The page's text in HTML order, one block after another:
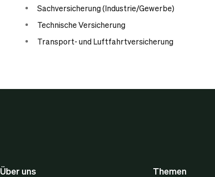
Sachversicherung (Industrie/Gewerbe)
Technische Versicherung
Transport- und Luftfahrtversicherung
Über uns Themen